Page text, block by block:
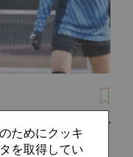
アーノ岡山2026のテー
ためにクッキ
を取得してい